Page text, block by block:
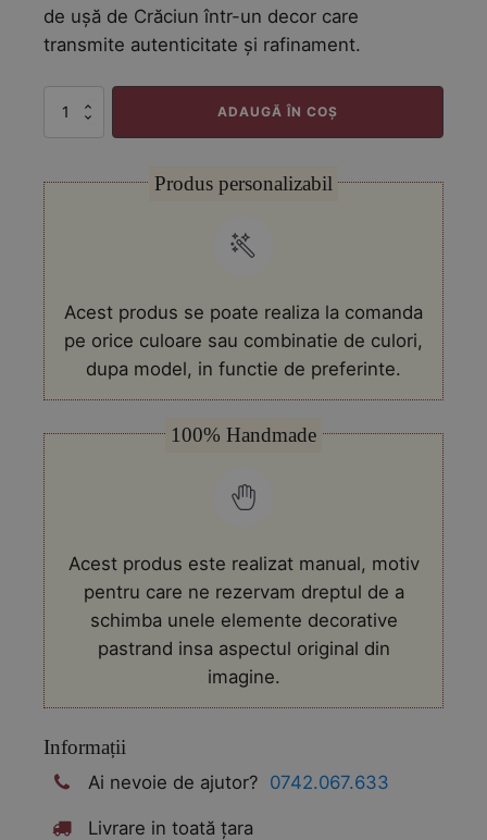
de ușă de Crăciun într-un decor care
transmite autenticitate și rafinament.
Cantitate
Coronita
artificial
pentru
Craciun
ADAUGĂ ÎN COȘ
Produs personalizabil
Acest produs se poate realiza la comanda
pe orice culoare sau combinatie de culori,
dupa model, in functie de preferinte.
100% Handmade
Acest produs este realizat manual, motiv
pentru care ne rezervam dreptul de a
schimba unele elemente decorative
pastrand insa aspectul original din
imagine.
Informații
Ai nevoie de ajutor? 0742.067.633
Livrare in toată țara